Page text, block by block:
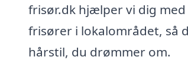
frisør.dk hjælper vi dig
frisører i lokalområdet, så
hårstil, du drømmer om.